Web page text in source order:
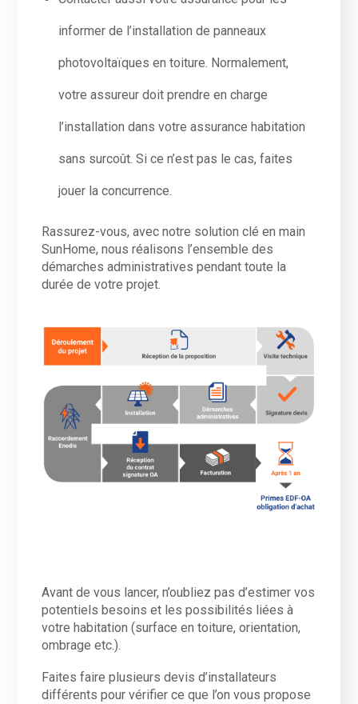
informer de l’installation de panneaux
photovoltaïques en toiture. Normalement,
votre assureur doit prendre en charge
l’installation dans votre assurance habitation
sans surcoût. Si ce n’est pas le cas, faites
jouer la concurrence.
Rassurez-vous, avec notre solution clé en main
SunHome, nous réalisons l’ensemble des
démarches administratives pendant toute la
durée de votre projet.
Avant de vous lancer, n’oubliez pas d’estimer vos
potentiels besoins et les possibilités liées à
votre habitation (surface en toiture, orientation,
ombrage etc.).
Faites faire plusieurs devis d’installateurs
différents pour vérifier ce que l’on vous propose